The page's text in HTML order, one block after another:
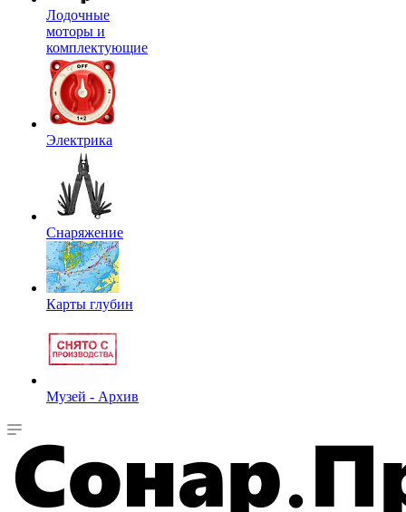
Лодочные
моторы и
комплектующие
Электрика
Снаряжение
Карты глубин
Музей - Архив